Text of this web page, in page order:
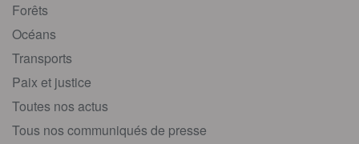
Forêts
Océans
Transports
Paix et justice
Toutes nos actus
Tous nos communiqués de presse